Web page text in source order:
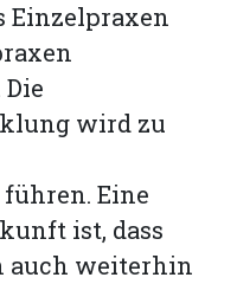
Einzelpraxen
wird zu
Eine
ist, dass
auch weiterhin